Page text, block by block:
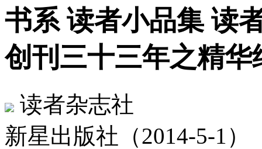
书系 读者小品集 读
创刊三十三年之精
读者杂志社
新星出版社（2014-5-1）